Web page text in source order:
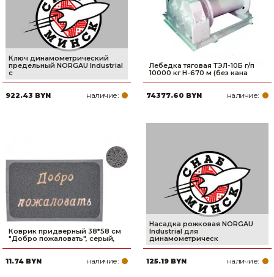
Ключ динамометрический
предельный NORGAU Industrial
с
922.43 BYN наличие:
Лебедка тяговая ТЭЛ-10Б г/п
10000 кг Н-670 м (без кана
74377.60 BYN наличие:
Коврик придверный 38*58 см
"Добро пожаловать", серый,
11.74 BYN наличие:
Насадка рожковая NORGAU
Industrial для
динамометрическ
125.19 BYN наличие: